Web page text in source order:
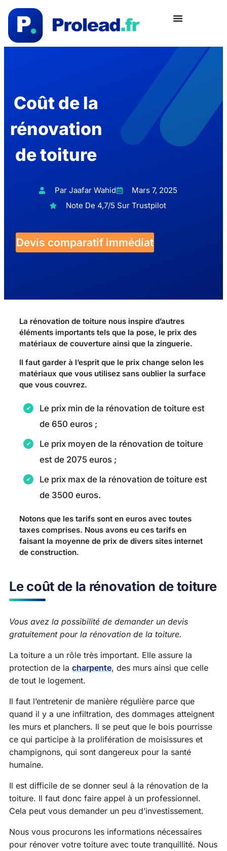
Coût de la
rénovation
de toiture
Par Jaafar Wahid
Mars 7, 2025
Note De 4,7/5 Sur Trustpilot
Devis comparatif immédiat
La rénovation de toiture nous inspire d’autres
éléments importants tels que la pose, le prix des
matériaux de couverture ainsi que la zinguerie.
Il faut garder à l’esprit que le prix change selon les
matériaux que vous utilisez sans oublier la surface
que vous couvrez.
Le prix min de la rénovation de toiture est
de 650 euros ;
Le prix moyen de la rénovation de toiture
est de 2075 euros ;
Le prix max de la rénovation de toiture est
de 3500 euros.
Notons que les tarifs sont en euros avec toutes
taxes comprises. Nous avons eu ces tarifs en
faisant la moyenne de prix de divers sites internet
de construction.
Le coût de la rénovation de toiture
Vous avez la possibilité de demander un devis
gratuitement pour la rénovation de la toiture.
La toiture a un rôle très important. Elle assure la
protection de la charpente, des murs ainsi que celle
de tout le logement.
Il faut l’entretenir de manière régulière parce que
quand il y a une infiltration, des dommages atteignent
les murs et planchers. Il se peut que le bois pourrisse
ce qui participe à la prolifération de moisissures et
champignons, qui sont dangereux pour la santé
humaine.
Il est difficile de se donner seul à la rénovation de la
toiture. Il faut donc faire appel à un professionnel.
Cela peut vous demander un peu d’investissement.
Nous vous procurons les informations nécessaires
pour rénover votre toiture avec toute tranquillité. Nous